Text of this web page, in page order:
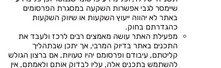
שיימסר לגבי אפשרות השקעה במסגרת הפרסומים
באתר לא יהווה ייעוץ השקעות או שיווק השקעות
כהגדרתם בחוק.
מפעילת האתר עושה מאמצים רבים לרכז ולעבד את
התכנים באתר בדיוק המרבי, אך יתכן שבתהליך
קליטתם, עיבודם ופרסומם יהיו טעויות, אם ברצון הגולש
להשתמש בתכנים אלה, עליו לבדוק אותם ולאמתם, אין